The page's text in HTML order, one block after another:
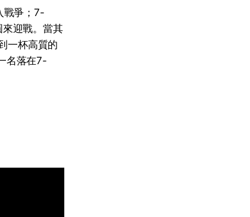
戰爭；7-
迎戰。當其
一杯高質的
名落在7-